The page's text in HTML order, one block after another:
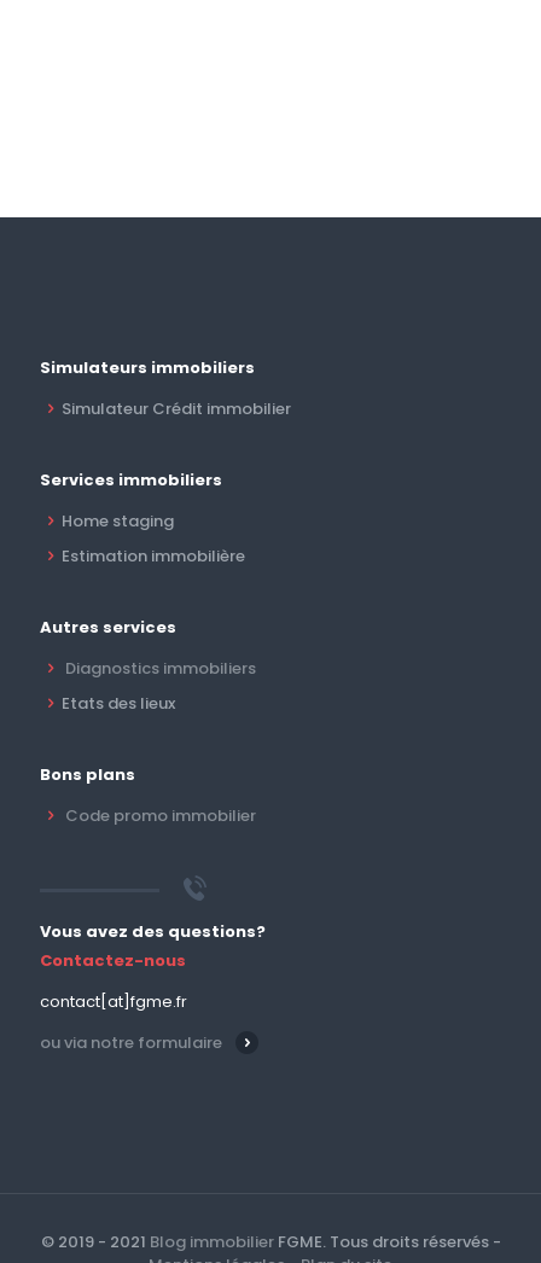
Simulateurs immobiliers
Simulateur Crédit immobilier
Services immobiliers
Home staging
Estimation immobilière
Autres services
Diagnostics immobiliers
Etats des lieux
Bons plans
Code promo immobilier
Vous avez des questions?
Contactez-nous
contact[at]fgme.fr
ou via notre formulaire
© 2019 - 2021 Blog immobilierFGME. Tous droits réservés -